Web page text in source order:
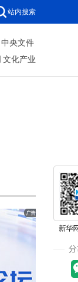
站内搜索
中央文件
文化产业